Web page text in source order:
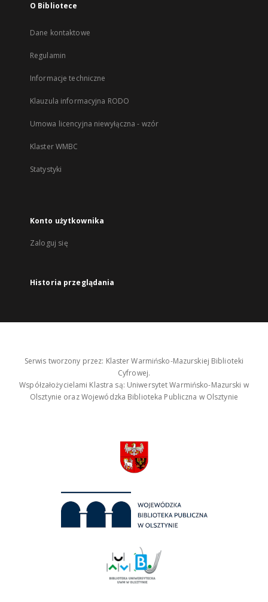
O Bibliotece
Dane kontaktowe
Regulamin
Informacje techniczne
Klauzula informacyjna RODO
Umowa licencyjna niewyłączna - wzór
Klaster WMBC
Statystyki
Konto użytkownika
Zaloguj się
Historia przeglądania
Serwis tworzony przez: Klaster Warmińsko-Mazurskiej Biblioteki
Cyfrowej.
Współzałożycielami Klastra są: Uniwersytet Warmińsko-Mazurski w
Olsztynie oraz Wojewódzka Biblioteka Publiczna w Olsztynie